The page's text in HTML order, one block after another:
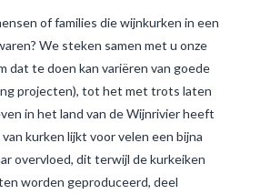
of families die wijnkurken in een
We steken samen met u onze
dat te doen kan variëren van goede
projecten), tot het met trots laten
in het land van de Wijnrivier heeft
kurken lijkt voor velen een bijna
overvloed, dit terwijl de kurkeiken
worden geproduceerd, deel